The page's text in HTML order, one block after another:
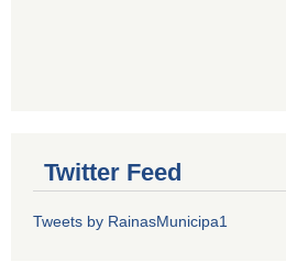
Twitter Feed
Tweets by RainasMunicipa1